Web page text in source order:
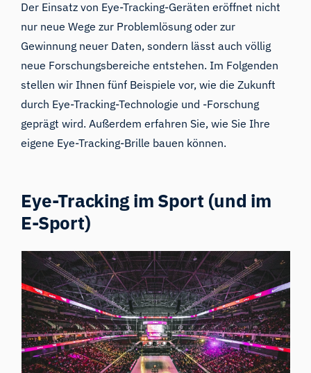
Der Einsatz von Eye-Tracking-Geräten eröffnet nicht
nur neue Wege zur Problemlösung oder zur
Gewinnung neuer Daten, sondern lässt auch völlig
neue Forschungsbereiche entstehen. Im Folgenden
stellen wir Ihnen fünf Beispiele vor, wie die Zukunft
durch Eye-Tracking-Technologie und -Forschung
geprägt wird. Außerdem erfahren Sie, wie Sie Ihre
eigene Eye-Tracking-Brille bauen können.
Eye-Tracking im Sport (und im
E-Sport)